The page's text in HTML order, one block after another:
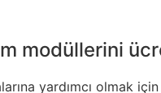
modüllerini
yardımcı olmak